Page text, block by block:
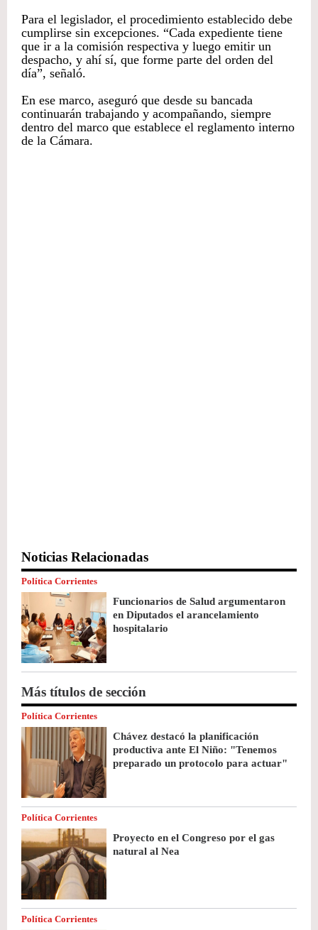
Para el legislador, el procedimiento establecido debe
cumplirse sin excepciones. “Cada expediente tiene
que ir a la comisión respectiva y luego emitir un
despacho, y ahí sí, que forme parte del orden del
día”, señaló.
En ese marco, aseguró que desde su bancada
continuarán trabajando y acompañando, siempre
dentro del marco que establece el reglamento interno
de la Cámara.
Noticias Relacionadas
Política Corrientes
Funcionarios de Salud argumentaron
en Diputados el arancelamiento
hospitalario
Más títulos de sección
Política Corrientes
Chávez destacó la planificación
productiva ante El Niño: "Tenemos
preparado un protocolo para actuar"
Política Corrientes
Proyecto en el Congreso por el gas
natural al Nea
Política Corrientes